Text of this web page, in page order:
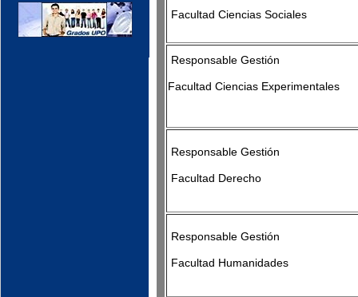
Facultad Ciencias Sociales
Responsable Gestión
Facultad Ciencias
Responsable Gestión
Facultad Derecho
Responsable Gestión
Facultad Humanidades